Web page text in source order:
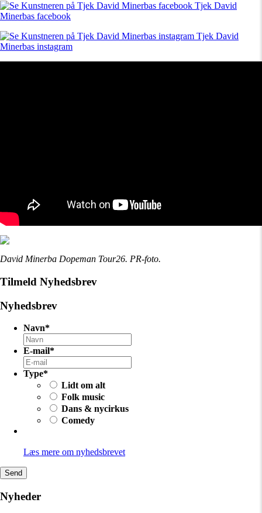
Tjek David
Minerbas facebook
Tjek David
Minerbas instagram
David Minerba Dopeman Tour26. PR-foto.
Tilmeld Nyhedsbrev
Nyhedsbrev
Navn*
E-mail*
Type*
Lidt om alt
Folk music
Dans & nycirkus
Comedy
Læs mere om nyhedsbrevet
Send
Nyheder